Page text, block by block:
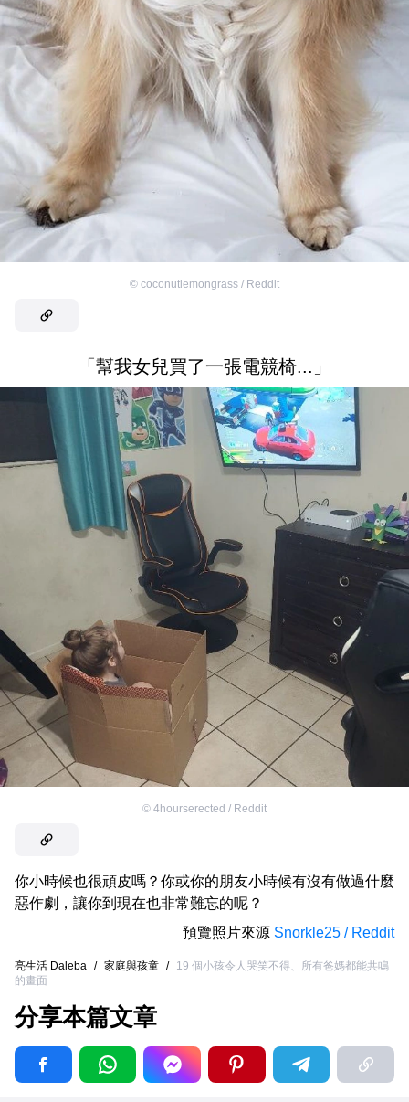
© coconutlemongrass / Reddit
「幫我女兒買了一張電競椅...」
© 4hourserected / Reddit
你小時候也很頑皮嗎？你或你的朋友小時候有沒有做過什麼
惡作劇，讓你到現在也非常難忘的呢？
預覽照片來源 Snorkle25 / Reddit
亮生活 Daleba / 家庭與孩童 /
19 個小孩令人哭笑不得、所有爸媽都能共鳴
的畫面
分享本篇文章